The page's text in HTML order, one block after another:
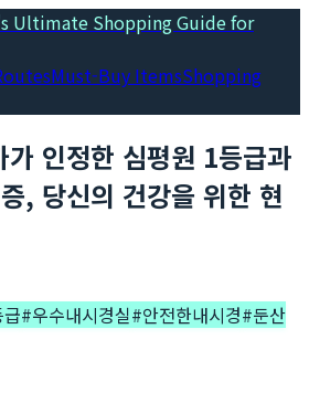
Ultimate Shopping Guide for
Must-Buy ItemsShopping
인정한 심평원 1등급과
, 당신의 건강을 위한 현
#우수내시경실#안전한내시경#둔산